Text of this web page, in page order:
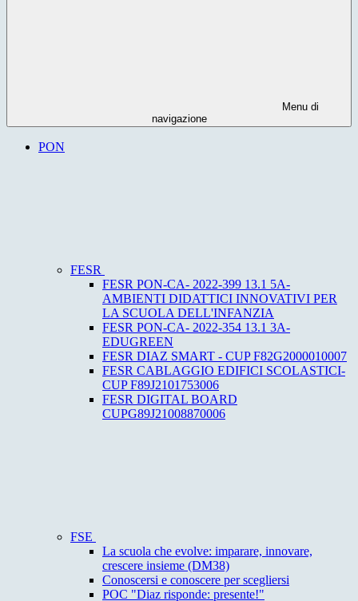
Menu di
navigazione
PON
FESR
FESR PON-CA- 2022-399 13.1 5A-
AMBIENTI DIDATTICI INNOVATIVI PER
LA SCUOLA DELL'INFANZIA
FESR PON-CA- 2022-354 13.1 3A-
EDUGREEN
FESR DIAZ SMART - CUP F82G2000010007
FESR CABLAGGIO EDIFICI SCOLASTICI-
CUP F89J2101753006
FESR DIGITAL BOARD
CUPG89J21008870006
FSE
La scuola che evolve: imparare, innovare,
crescere insieme (DM38)
Conoscersi e conoscere per scegliersi
POC "Diaz risponde: presente!"